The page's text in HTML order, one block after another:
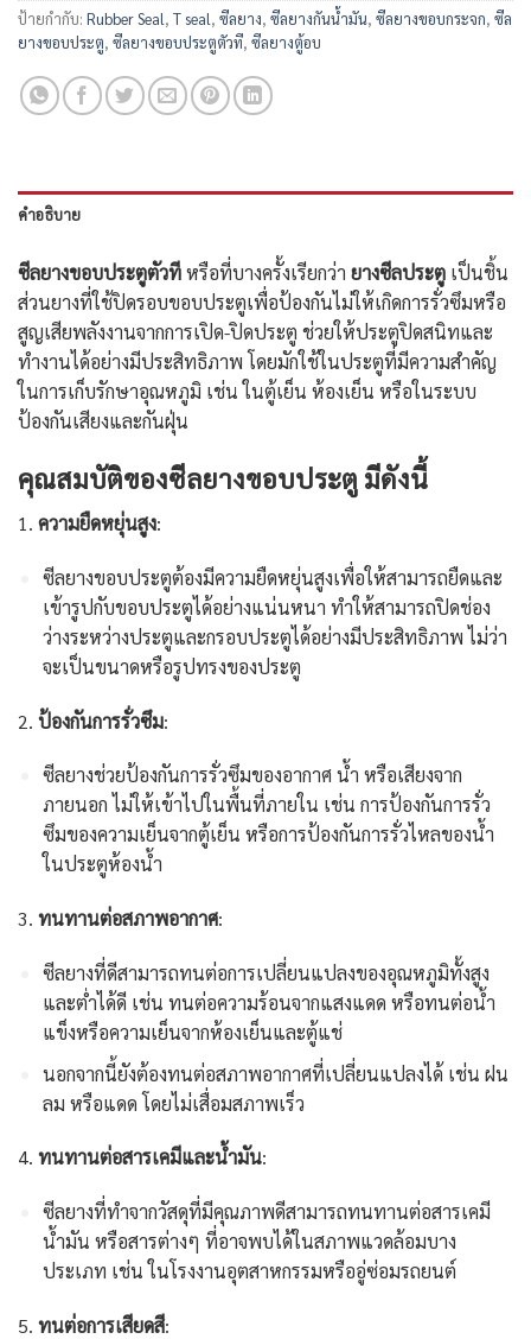
ป้ายกำกับ: Rubber Seal, T seal, ซีลยาง, ซีลยางกันน้ำมัน, ซีลยางขอบกระจก, ซีล
ยางขอบประตู, ซีลยางขอบประตูตัวที, ซีลยางตู้อบ
คำอธิบาย
ซีลยางขอบประตูตัวทีหรือที่บางครั้งเรียกว่า ยางซีลประตู เป็นชิ้น
ส่วนยางที่ใช้ปิดรอบขอบประตูเพื่อป้องกันไม่ให้เกิดการรั่วซึมหรือ
สูญเสียพลังงานจากการเปิด-ปิดประตู ช่วยให้ประตูปิดสนิทและ
ทำงานได้อย่างมีประสิทธิภาพ โดยมักใช้ในประตูที่มีความสำคัญ
ในการเก็บรักษาอุณหภูมิ เช่น ในตู้เย็น ห้องเย็น หรือในระบบ
ป้องกันเสียงและกันฝุ่น
คุณสมบัติของซีลยางขอบประตู มีดังนี้
1. ความยืดหยุ่นสูง:
ซีลยางขอบประตูต้องมีความยืดหยุ่นสูงเพื่อให้สามารถยืดและ
เข้ารูปกับขอบประตูได้อย่างแน่นหนา ทำให้สามารถปิดช่อง
ว่างระหว่างประตูและกรอบประตูได้อย่างมีประสิทธิภาพ ไม่ว่า
จะเป็นขนาดหรือรูปทรงของประตู
2. ป้องกันการรั่วซึม:
ซีลยางช่วยป้องกันการรั่วซึมของอากาศ น้ำ หรือเสียงจาก
ภายนอก ไม่ให้เข้าไปในพื้นที่ภายใน เช่น การป้องกันการรั่ว
ซึมของความเย็นจากตู้เย็น หรือการป้องกันการรั่วไหลของน้ำ
ในประตูห้องน้ำ
3. ทนทานต่อสภาพอากาศ:
ซีลยางที่ดีสามารถทนต่อการเปลี่ยนแปลงของอุณหภูมิทั้งสูง
และต่ำได้ดี เช่น ทนต่อความร้อนจากแสงแดด หรือทนต่อน้ำ
แข็งหรือความเย็นจากห้องเย็นและตู้แช่
นอกจากนี้ยังต้องทนต่อสภาพอากาศที่เปลี่ยนแปลงได้ เช่น ฝน
ลม หรือแดด โดยไม่เสื่อมสภาพเร็ว
4. ทนทานต่อสารเคมีและน้ำมัน:
ซีลยางที่ทำจากวัสดุที่มีคุณภาพดีสามารถทนทานต่อสารเคมี
น้ำมัน หรือสารต่างๆ ที่อาจพบได้ในสภาพแวดล้อมบาง
ประเภท เช่น ในโรงงานอุตสาหกรรมหรืออู่ซ่อมรถยนต์
5. ทนต่อการเสียดสี: